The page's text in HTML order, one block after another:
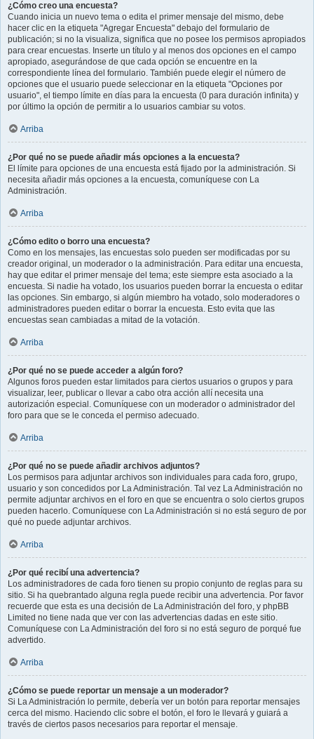
¿Cómo creo una encuesta?
Cuando inicia un nuevo tema o edita el primer mensaje del mismo, debe
hacer clic en la etiqueta "Agregar Encuesta" debajo del formulario de
publicación; si no la visualiza, significa que no posee los permisos apropiados
para crear encuestas. Inserte un título y al menos dos opciones en el campo
apropiado, asegurándose de que cada opción se encuentre en la
correspondiente línea del formulario. También puede elegir el número de
opciones que el usuario puede seleccionar en la etiqueta "Opciones por
usuario", el tiempo límite en días para la encuesta (0 para duración infinita) y
por último la opción de permitir a lo usuarios cambiar su votos.
Arriba
¿Por qué no se puede añadir más opciones a la encuesta?
El límite para opciones de una encuesta está fijado por la administración. Si
necesita añadir más opciones a la encuesta, comuníquese con La
Administración.
Arriba
¿Cómo edito o borro una encuesta?
Como en los mensajes, las encuestas solo pueden ser modificadas por su
creador original, un moderador o la administración. Para editar una encuesta,
hay que editar el primer mensaje del tema; este siempre esta asociado a la
encuesta. Si nadie ha votado, los usuarios pueden borrar la encuesta o editar
las opciones. Sin embargo, si algún miembro ha votado, solo moderadores o
administradores pueden editar o borrar la encuesta. Esto evita que las
encuestas sean cambiadas a mitad de la votación.
Arriba
¿Por qué no se puede acceder a algún foro?
Algunos foros pueden estar limitados para ciertos usuarios o grupos y para
visualizar, leer, publicar o llevar a cabo otra acción allí necesita una
autorización especial. Comuníquese con un moderador o administrador del
foro para que se le conceda el permiso adecuado.
Arriba
¿Por qué no se puede añadir archivos adjuntos?
Los permisos para adjuntar archivos son individuales para cada foro, grupo,
usuario y son concedidos por La Administración. Tal vez La Administración no
permite adjuntar archivos en el foro en que se encuentra o solo ciertos grupos
pueden hacerlo. Comuníquese con La Administración si no está seguro de por
qué no puede adjuntar archivos.
Arriba
¿Por qué recibí una advertencia?
Los administradores de cada foro tienen su propio conjunto de reglas para su
sitio. Si ha quebrantado alguna regla puede recibir una advertencia. Por favor
recuerde que esta es una decisión de La Administración del foro, y phpBB
Limited no tiene nada que ver con las advertencias dadas en este sitio.
Comuníquese con La Administración del foro si no está seguro de porqué fue
advertido.
Arriba
¿Cómo se puede reportar un mensaje a un moderador?
Si La Administración lo permite, debería ver un botón para reportar mensajes
cerca del mismo. Haciendo clic sobre el botón, el foro le llevará y guiará a
través de ciertos pasos necesarios para reportar el mensaje.